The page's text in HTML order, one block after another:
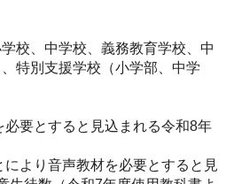
校、中学校、義務教育学校、中
特別支援学校（小学部、中学
必要とすると見込まれる令和8年
により音声教材を必要とすると見